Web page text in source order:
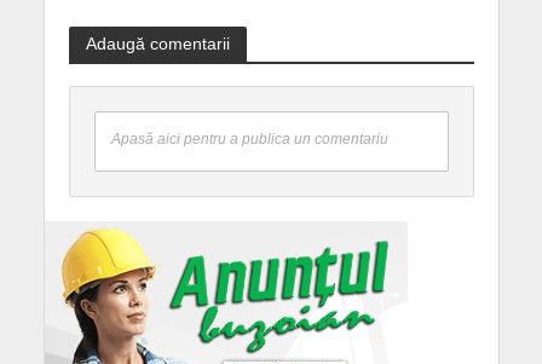
Adaugă comentarii
Apasă aici pentru a publica un comentariu